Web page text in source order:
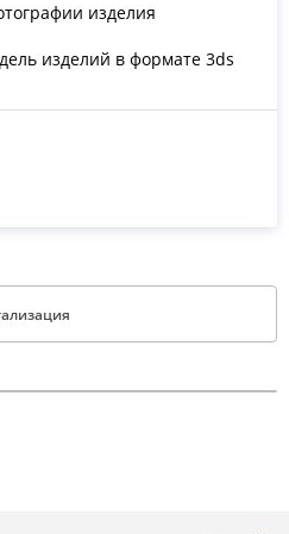
изделия
изделий в формате 3ds